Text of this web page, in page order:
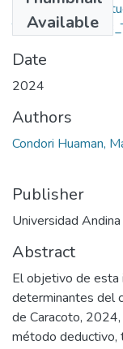
Available
Grado de
Date
2024
Authors
Condori Huaman,
Publisher
Universidad
Abstract
El objetivo de esta
determinantes del
de Caracoto,
método deductivo,